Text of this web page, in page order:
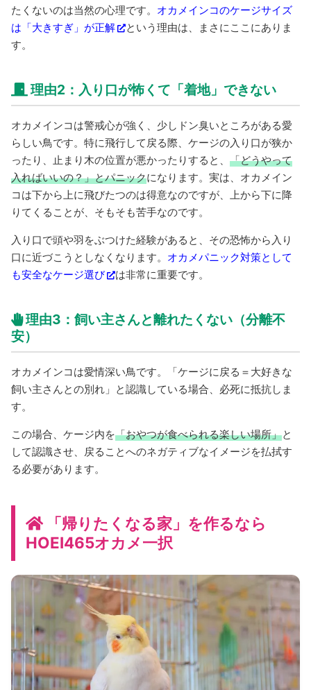
たくないのは当然の心理です。 オカメインコのケージサイズ
は「大きすぎ」が正解
という理由は、まさにここにありま
す。
理由2：入り口が怖くて「着地」できない
オカメインコは警戒心が強く、少しドン臭いところがある愛
らしい鳥です。特に飛行して戻る際、ケージの入り口が狭か
ったり、止まり木の位置が悪かったりすると、 「どうやって
入ればいいの？」とパニックになります。実は、オカメイン
コは下から上に飛びたつのは得意なのですが、上から下に降
りてくることが、そもそも苦手なのです。
入り口で頭や羽をぶつけた経験があると、その恐怖から入り
口に近づこうとしなくなります。 オカメパニック対策として
も安全なケージ選び
は非常に重要です。
理由3：飼い主さんと離れたくない（分離不
安）
オカメインコは愛情深い鳥です。「ケージに戻る＝大好きな
飼い主さんとの別れ」と認識している場合、必死に抵抗しま
す。
この場合、ケージ内を「おやつが食べられる楽しい場所」と
して認識させ、戻ることへのネガティブなイメージを払拭す
る必要があります。
「帰りたくなる家」を作るなら
HOEI465オカメ一択